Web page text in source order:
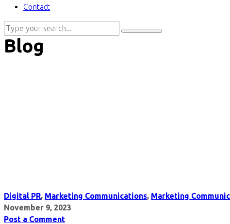
Contact
Blog
Digital PR, Marketing Communications, Marketing
November 9, 2023
Post a Comment